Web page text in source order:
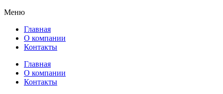
Меню
Главная
О компании
Контакты
Главная
О компании
Контакты